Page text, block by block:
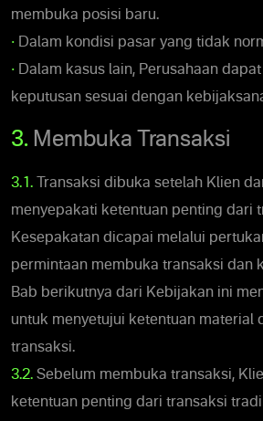
membuka posisi baru.
• Dalam kondisi pasar yang tidak
• Dalam kasus lain, Perusahaan
keputusan sesuai dengan
3. Membuka Transaksi
3.1. Transaksi dibuka setelah Klien
menyepakati ketentuan penting dari
Kesepakatan dicapai melalui
permintaan membuka transaksi dan
Bab berikutnya dari Kebijakan ini
untuk menyetujui ketentuan material
transaksi.
3.2. Sebelum membuka transaksi,
ketentuan penting dari transaksi